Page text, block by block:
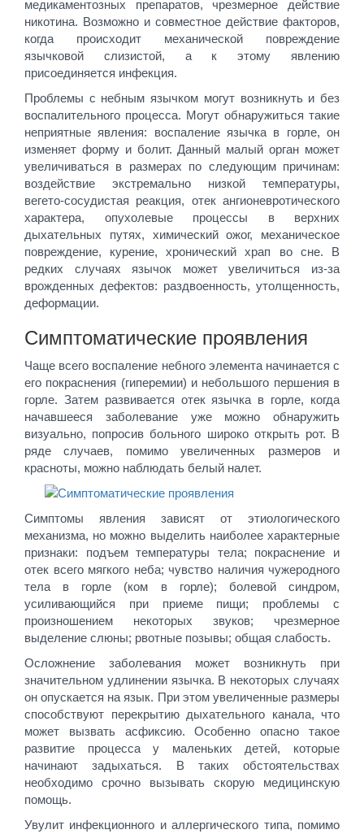
медикаментозных препаратов, чрезмерное действие
никотина. Возможно и совместное действие факторов,
когда происходит механической повреждение
язычковой слизистой, а к этому явлению
присоединяется инфекция.
Проблемы с небным язычком могут возникнуть и без
воспалительного процесса. Могут обнаружиться такие
неприятные явления: воспаление язычка в горле, он
изменяет форму и болит. Данный малый орган может
увеличиваться в размерах по следующим причинам:
воздействие экстремально низкой температуры,
вегето-сосудистая реакция, отек ангионевротического
характера, опухолевые процессы в верхних
дыхательных путях, химический ожог, механическое
повреждение, курение, хронический храп во сне. В
редких случаях язычок может увеличиться из-за
врожденных дефектов: раздвоенность, утолщенность,
деформации.
Симптоматические проявления
Чаще всего воспаление небного элемента начинается с
его покраснения (гиперемии) и небольшого першения в
горле. Затем развивается отек язычка в горле, когда
начавшееся заболевание уже можно обнаружить
визуально, попросив больного широко открыть рот. В
ряде случаев, помимо увеличенных размеров и
красноты, можно наблюдать белый налет.
Симптомы явления зависят от этиологического
механизма, но можно выделить наиболее характерные
признаки: подъем температуры тела; покраснение и
отек всего мягкого неба; чувство наличия чужеродного
тела в горле (ком в горле); болевой синдром,
усиливающийся при приеме пищи; проблемы с
произношением некоторых звуков; чрезмерное
выделение слюны; рвотные позывы; общая слабость.
Осложнение заболевания может возникнуть при
значительном удлинении язычка. В некоторых случаях
он опускается на язык. При этом увеличенные размеры
способствуют перекрытию дыхательного канала, что
может вызвать асфиксию. Особенно опасно такое
развитие процесса у маленьких детей, которые
начинают задыхаться. В таких обстоятельствах
необходимо срочно вызывать скорую медицинскую
помощь.
Увулит инфекционного и аллергического типа, помимо